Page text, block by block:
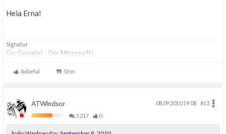
Heia Erna!
Signatur
Go Google! - Die Microsoft!
Anbefal Siter
ATWindsor 08.09.2010 19.08
#13
3,217
0